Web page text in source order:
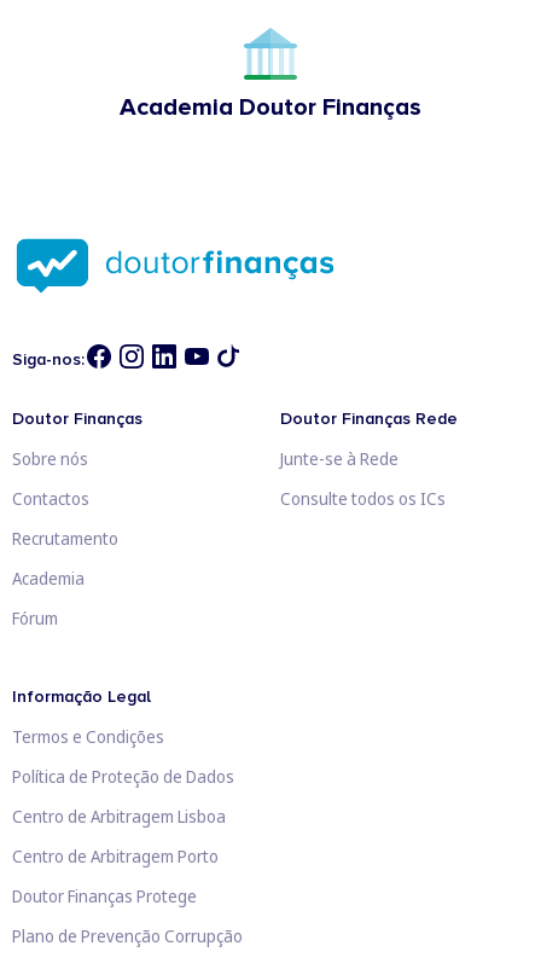
Academia Doutor Finanças
Siga-nos:
Doutor Finanças
Sobre nós
Contactos
Recrutamento
Academia
Fórum
Doutor Finanças Rede
Junte-se à Rede
Consulte todos os ICs
Informação Legal
Termos e Condições
Política de Proteção de Dados
Centro de Arbitragem Lisboa
Centro de Arbitragem Porto
Doutor Finanças Protege
Plano de Prevenção Corrupção